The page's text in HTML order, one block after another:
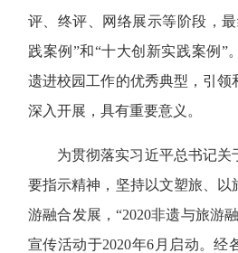
评、终评、网络展示等阶段，
践案例”和“十大创新实践案例”
遗进校园工作的优秀典型，引领
深入开展，具有重要意义。
为贯彻落实习近平总书记关
要指示精神，坚持以文塑旅、以
游融合发展，“2020非遗与旅游
宣传活动于2020年6月启动。经